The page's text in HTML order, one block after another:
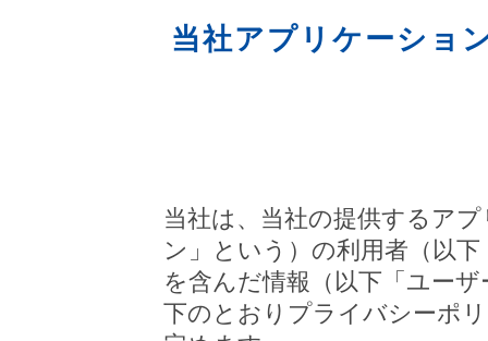
当社アプリケーショ
当社は、当社の提供するア
ン」という）の利用者（以
を含んだ情報（以下「ユー
下のとおりプライバシーポ